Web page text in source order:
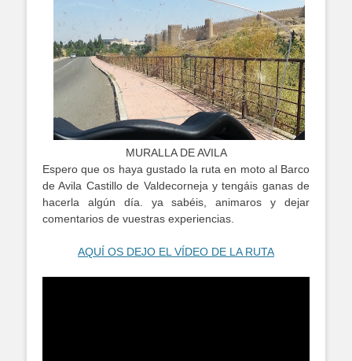
MURALLA DE AVILA
Espero que os haya gustado la ruta en moto al Barco
de Avila Castillo de Valdecorneja y tengáis ganas de
hacerla algún día. ya sabéis, animaros y dejar
comentarios de vuestras experiencias.
AQUÍ OS DEJO EL VÍDEO DE LA RUTA